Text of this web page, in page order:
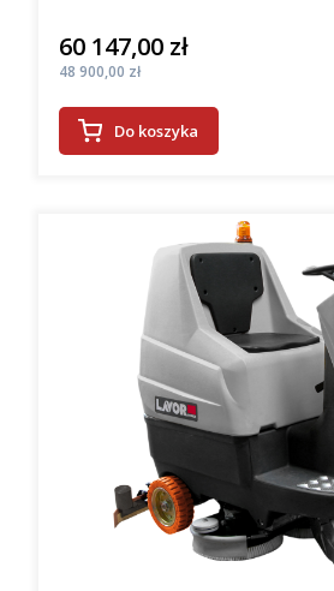
Cena
60 147,00 zł
Cena
48 900,00 zł
Do koszyka